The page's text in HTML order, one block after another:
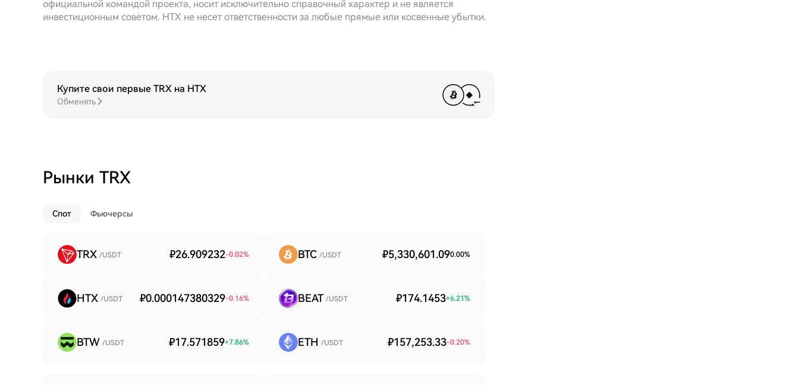
официальной командой проекта, носит исключительно справочный характер и не является
инвестиционным советом. HTX не несет ответственности за любые прямые или косвенные убытки.
Купите свои первые TRX на HTX
Обменять
Рынки TRX
Спот Фьючерсы
TRX /USDT ₽26.909232-0.02% BTC /USDT ₽5,330,601.090.00%
HTX /USDT ₽0.000147380329-0.16% BEAT /USDT ₽174.1453+6.21%
BTW /USDT ₽17.571859+7.86% ETH /USDT ₽157,253.33-0.20%